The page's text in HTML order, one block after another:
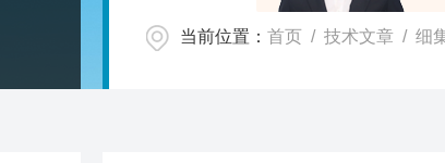
当前位置： 首页 / 技术文章 / 细